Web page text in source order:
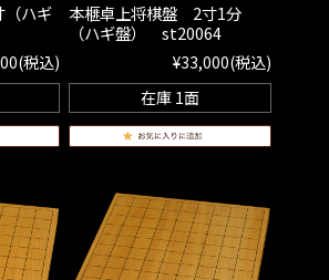
ハギ
(税込)
本榧卓上将棋盤 2寸1分
（ハギ盤） st20064
¥33,000(税込)
在庫 1面